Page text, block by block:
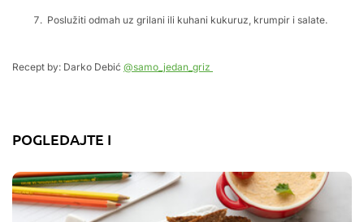
Poslužiti odmah uz grilani ili kuhani kukuruz, krumpir i salate.
Recept by: Darko Debić @samo_jedan_griz
POGLEDAJTE I